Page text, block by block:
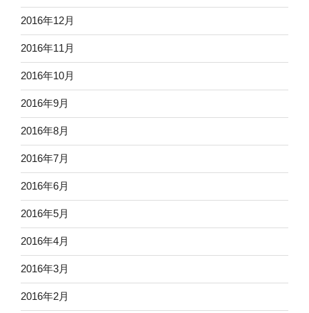
2016年12月
2016年11月
2016年10月
2016年9月
2016年8月
2016年7月
2016年6月
2016年5月
2016年4月
2016年3月
2016年2月